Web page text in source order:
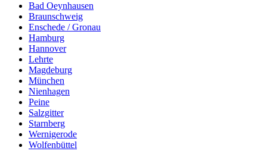
Bad Oeynhausen
Braunschweig
Enschede / Gronau
Hamburg
Hannover
Lehrte
Magdeburg
München
Nienhagen
Peine
Salzgitter
Starnberg
Wernigerode
Wolfenbüttel